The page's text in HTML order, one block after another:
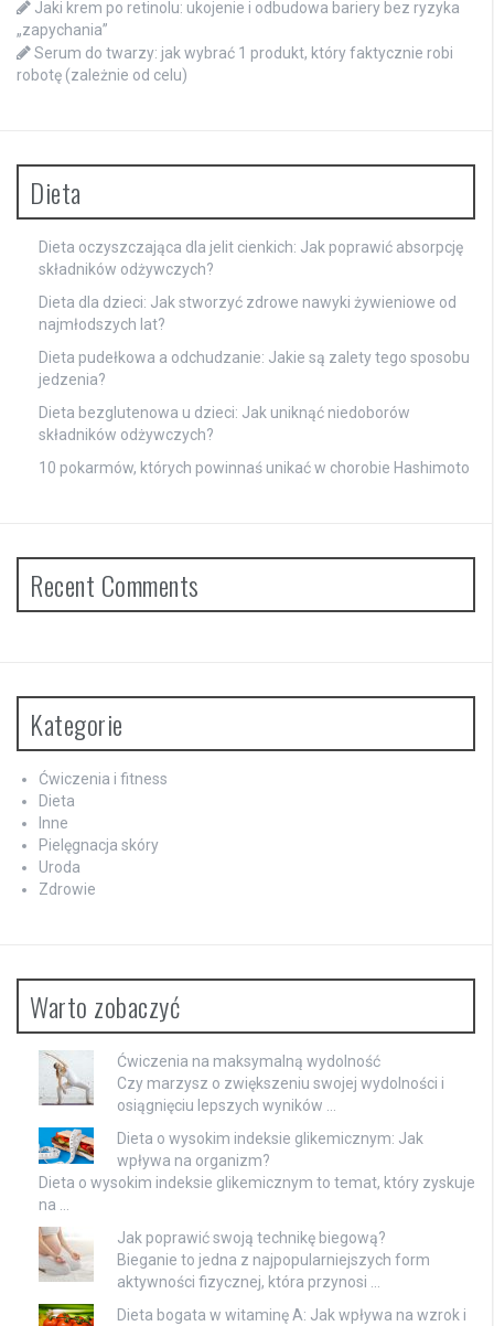
Jaki krem po retinolu: ukojenie i odbudowa bariery bez ryzyka
„zapychania”
Serum do twarzy: jak wybrać 1 produkt, który faktycznie robi
robotę (zależnie od celu)
Dieta
Dieta oczyszczająca dla jelit cienkich: Jak poprawić absorpcję
składników odżywczych?
Dieta dla dzieci: Jak stworzyć zdrowe nawyki żywieniowe od
najmłodszych lat?
Dieta pudełkowa a odchudzanie: Jakie są zalety tego sposobu
jedzenia?
Dieta bezglutenowa u dzieci: Jak uniknąć niedoborów
składników odżywczych?
10 pokarmów, których powinnaś unikać w chorobie Hashimoto
Recent Comments
Kategorie
Ćwiczenia i fitness
Dieta
Inne
Pielęgnacja skóry
Uroda
Zdrowie
Warto zobaczyć
Ćwiczenia na maksymalną wydolność
Czy marzysz o zwiększeniu swojej wydolności i
osiągnięciu lepszych wyników …
Dieta o wysokim indeksie glikemicznym: Jak
wpływa na organizm?
Dieta o wysokim indeksie glikemicznym to temat, który zyskuje
na …
Jak poprawić swoją technikę biegową?
Bieganie to jedna z najpopularniejszych form
aktywności fizycznej, która przynosi …
Dieta bogata w witaminę A: Jak wpływa na wzrok i